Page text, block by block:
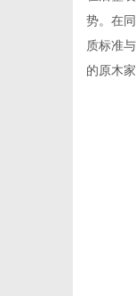
势。在
质标准
的原木家